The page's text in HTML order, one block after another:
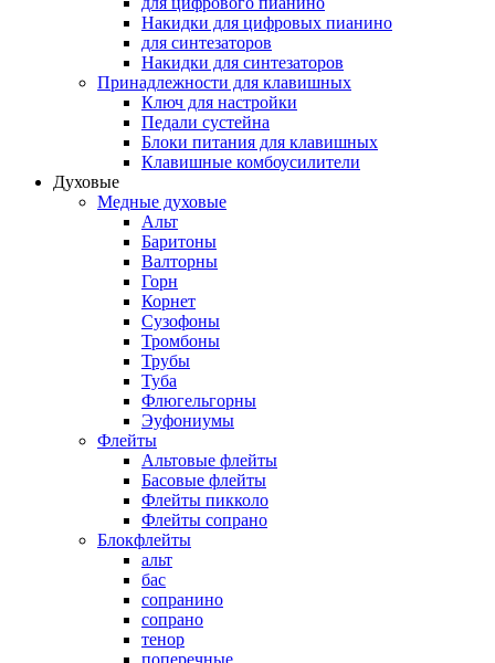
Накидки для цифровых пианино
для синтезаторов
Накидки для синтезаторов
Принадлежности для клавишных
Ключ для настройки
Педали сустейна
Блоки питания для клавишных
Клавишные комбоусилители
Духовые
Медные духовые
Альт
Баритоны
Валторны
Горн
Корнет
Сузофоны
Тромбоны
Трубы
Туба
Флюгельгорны
Эуфониумы
Флейты
Альтовые флейты
Басовые флейты
Флейты пикколо
Флейты сопрано
Блокфлейты
альт
бас
сопранино
сопрано
тенор
поперечные